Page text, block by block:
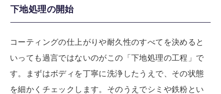
下地処理の開始
コーティングの仕上がりや耐久性のすべてを決めると
いっても過言ではないのがこの「下地処理の工程」で
す。まずはボディを丁寧に洗浄したうえで、その状態
を細かくチェックします。そのうえでシミや鉄粉とい